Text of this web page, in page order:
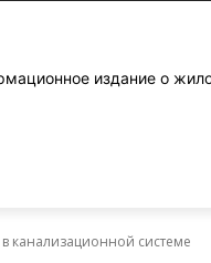
издание о
канализационной системе